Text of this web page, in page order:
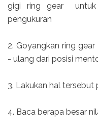
gigi ring gear untuk
pengukuran
2. Goyangkan ring
- ulang dari posisi
3. Lakukan hal tersebut
4. Baca berapa besar